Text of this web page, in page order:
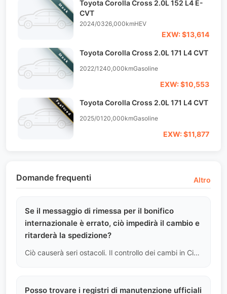
Stock
Toyota Corolla Cross 2.0L 152 L4 E-
CVT
2024/0326,000kmHEV
EXW: $13,614
Stock Toyota Corolla Cross 2.0L 171 L4 CVT
2022/1240,000kmGasoline
EXW: $10,553
Featured Toyota Corolla Cross 2.0L 171 L4 CVT
2025/01 20,000kmGasoline
EXW: $11,877
Domande frequenti Altro
Se il messaggio di rimessa per il bonifico
internazionale è errato, ciò impedirà il cambio e
ritarderà la spedizione?
Ciò causerà seri ostacoli. Il controllo dei cambi in Cina è estremamente rigoroso; se il messaggio sulla ricevuta e il mittente non corrispondono al nostro contratto di dichiarazione, la banca rifiuterà l'accredito (in attesa). Dobbiamo impiegare diversi giorni per inviare una lettera di spiegazione aggiuntiva all'ufficio dei cambi, il che porterà inevitabilmente a ritardi nella spedizione.
Posso trovare i registri di manutenzione ufficiali